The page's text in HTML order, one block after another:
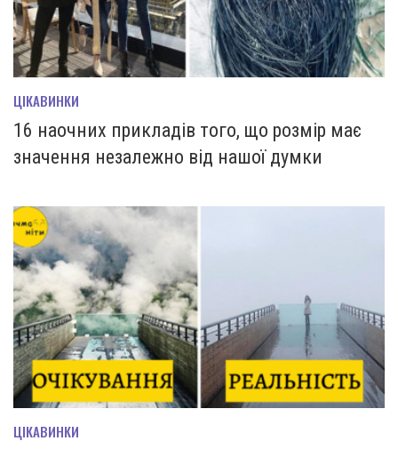
ЦІКАВИНКИ
16 наочних прикладів того, що розмір має
значення незалежно від нашої думки
ЦІКАВИНКИ